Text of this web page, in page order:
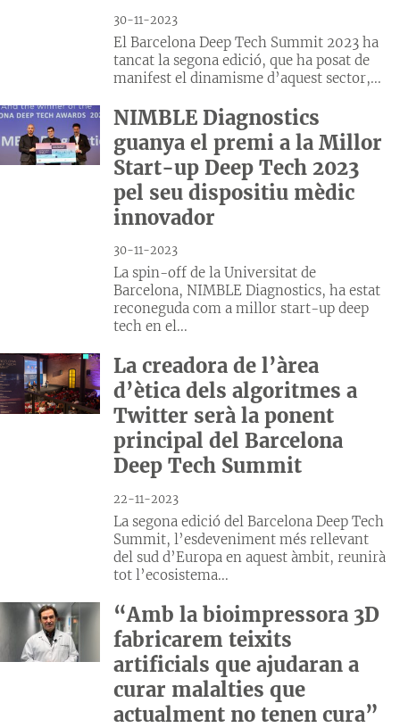
30-11-2023
El Barcelona Deep Tech Summit 2023 ha
tancat la segona edició, que ha posat de
manifest el dinamisme d’aquest sector,...
NIMBLE Diagnostics
guanya el premi a la Millor
Start-up Deep Tech 2023
pel seu dispositiu mèdic
innovador
30-11-2023
La spin-off de la Universitat de
Barcelona, NIMBLE Diagnostics, ha estat
reconeguda com a millor start-up deep
tech en el...
La creadora de l’àrea
d’ètica dels algoritmes a
Twitter serà la ponent
principal del Barcelona
Deep Tech Summit
22-11-2023
La segona edició del Barcelona Deep Tech
Summit, l’esdeveniment més rellevant
del sud d’Europa en aquest àmbit, reunirà
tot l’ecosistema...
“Amb la bioimpressora 3D
fabricarem teixits
artificials que ajudaran a
curar malalties que
actualment no tenen cura”